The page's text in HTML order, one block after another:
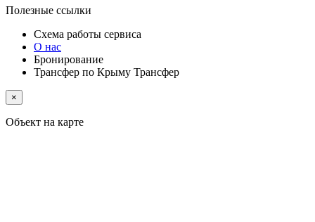
Полезные ссылки
Схема работы сервиса
О нас
Бронирование
Трансфер по Крыму Трансфер
×
Объект на карте